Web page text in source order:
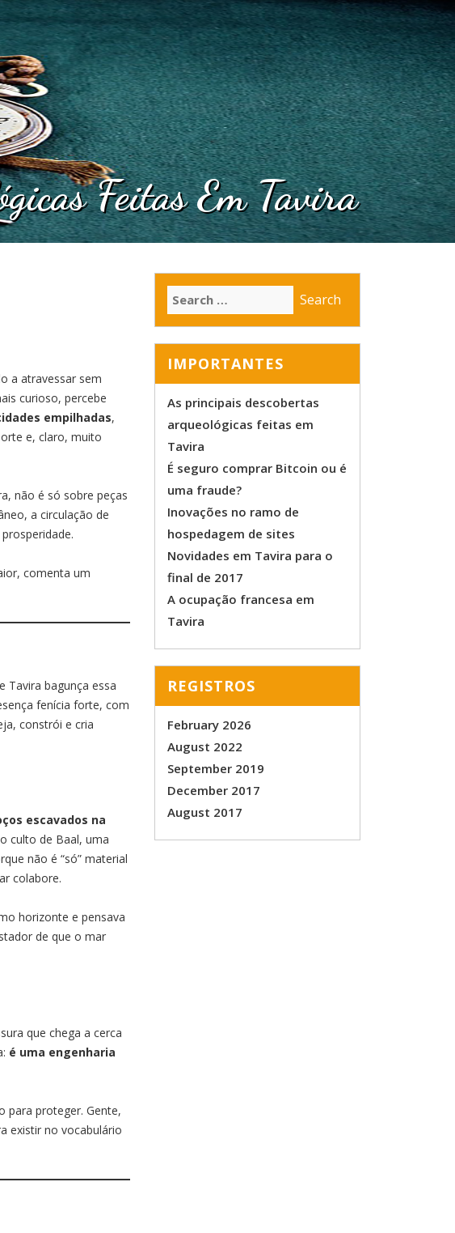
Feitas Em Tavira
a atravessar sem
curioso, percebe
empilhadas,
e, claro, muito
não é só sobre peças
a circulação de
comenta um
Tavira bagunça essa
fenícia forte, com
constrói e cria
escavados na
culto de Baal, uma
não é “só” material
colabore.
horizonte e pensava
de que o mar
que chega a cerca
é uma engenharia
para proteger. Gente,
existir no vocabulário
IMPORTANTES
As principais descobertas
arqueológicas feitas em
Tavira
É seguro comprar Bitcoin ou é
uma fraude?
Inovações no ramo de
hospedagem de sites
Novidades em Tavira para o
final de 2017
A ocupação francesa em
Tavira
REGISTROS
February 2026
August 2022
September 2019
December 2017
August 2017